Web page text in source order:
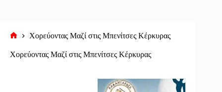
σελίδα
Χορεύοντας Μαζί στις Μπενίτσες Κέρκυρας
Χορεύοντας Μαζί στις Μπενίτσες Κέρκυρας